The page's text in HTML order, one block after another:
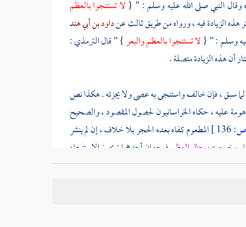
النبي صلى الله عليه وسلم : " {لا تستنجوا بالعظم
هذه الزيادة فيه ، ورواه من طريق ثالث عنداود بن أبي هند
وسلم : " {لا تستنجوا بالعظم والبعر} " قالالترمذي:
أن هذه الزيادة متصلة .
لما سبق ، فإن خالف واستنجى به عصى ولا يجزئه . هكذا نص
عليه ، حكاه الخراسانيون لحصول المقصود ، والصحيح
ص:
المطعوم كفاه بعده الحجر بلا خلاف ، إن لم ينشر
وخرج عن حال العظم فوجهان أحدهما : يجوز الاستنجاء
البالي ، ولا فرق بين البالي بنار أو مرور الزمان ، وهذا
وغيرها ، وأما الثمار والفواكه فقسمها